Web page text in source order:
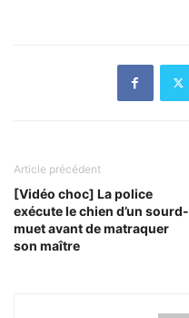
Article précédent
[Vidéo choc] La police
exécute le chien d’un sourd-
muet avant de matraquer
son maître